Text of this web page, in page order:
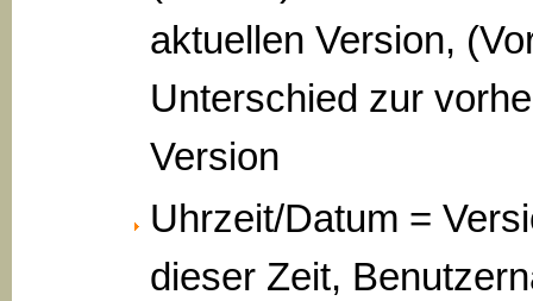
aktuellen Version,
Unterschied zur
Version
Uhrzeit/Datum =
dieser Zeit,